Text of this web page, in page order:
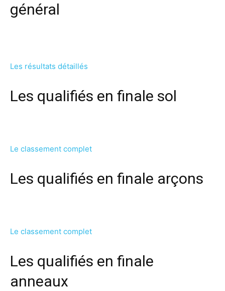
général
Les résultats détaillés
Les qualifiés en finale sol
Le classement complet
Les qualifiés en finale arçons
Le classement complet
Les qualifiés en finale
anneaux